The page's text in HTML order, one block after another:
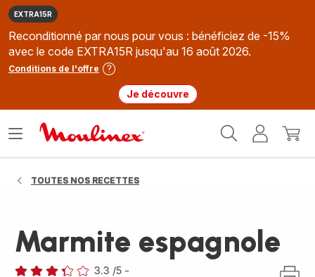
EXTRA15R
Reconditionné par nous pour vous : bénéficiez de -15%
avec le code EXTRA15R jusqu'au 16 août 2026.
Conditions de l'offre
Je découvre
MonMon
Ouvrir
TOUTES NOS RECETTES
Marmite espagnole
3.3 /5 -